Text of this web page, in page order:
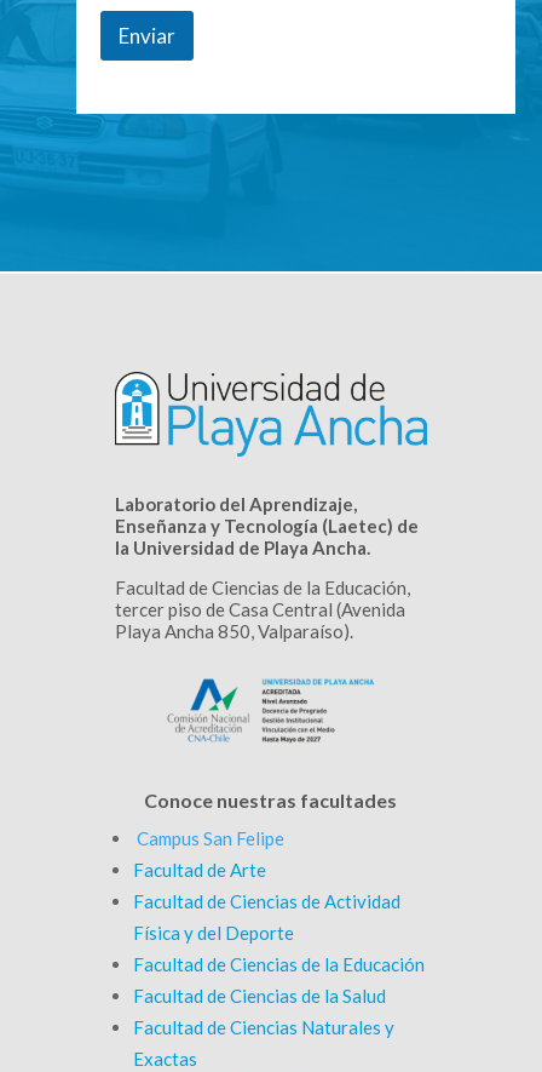
Enviar
Laboratorio del Aprendizaje,
Enseñanza y Tecnología (Laetec) de
la Universidad de Playa Ancha.
Facultad de Ciencias de la Educación,
tercer piso de Casa Central (Avenida
Playa Ancha 850, Valparaíso).
Conoce nuestras facultades
Campus San Felipe
Facultad de Arte
Facultad de Ciencias de Actividad
Física y del Deporte
Facultad de Ciencias de la Educación
Facultad de Ciencias de la Salud
Facultad de Ciencias Naturales y
Exactas